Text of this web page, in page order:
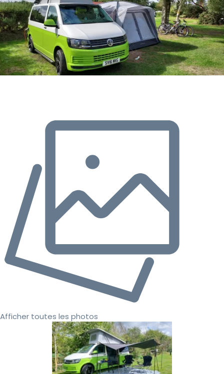
Afficher toutes les photos